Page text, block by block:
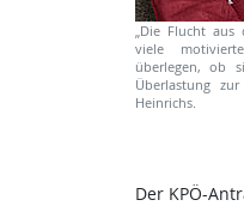
„Die Flucht aus
viele
überlegen, ob
Überlastung
Heinrichs.
Der KPÖ-